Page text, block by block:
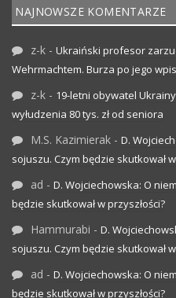
NAJNOWSZE KOMENTARZE
z-k - Ukraiński profesor
Wehrmachtem. Burza po jego
z-k - 19-letni obywatel
wyłudzenia 80 tys. zł od seniora
M.S. Kazimierak - D.
sojuszu. Czym będzie skutkował
ad - D. Wojciechowska: O
będzie skutkował w przyszłości?
Hammurabi - D.
sojuszu. Czym będzie skutkował
ad - D. Wojciechowska: O
będzie skutkował w przyszłości?